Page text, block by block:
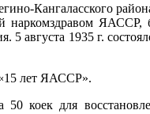
Кангаласского
наркомздравом
августа 1935 г.
«15 лет ЯАССР».
коек для